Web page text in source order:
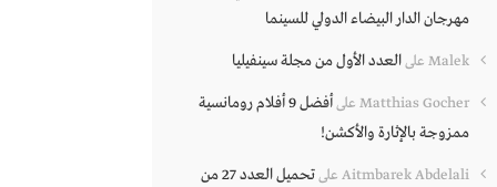
مهرجان الدار البيضاء الدولي للسينما
Malek علىالعدد الأول من مجلة سينفيليا
Matthias Gocher على
أفضل 9 أفلام رومانسية
ممزوجة بالإثارة والأكشن!
Aitmbarek Abdelali على تحميل العدد 27 من